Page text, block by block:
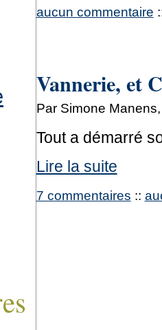
aucun commentaire
Vannerie, et
Par Simone
Tout a démarré
Lire la suite
7 commentaires ::